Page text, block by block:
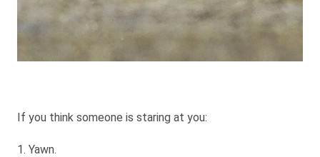
If you think someone is staring at you:
1. Yawn.